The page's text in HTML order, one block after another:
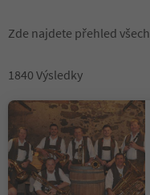
Zde najdete přehled
1840 Výsledky